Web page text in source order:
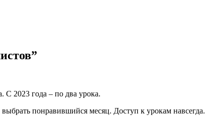
С 2023 года – по два урока.
понравившийся месяц. Доступ к урокам